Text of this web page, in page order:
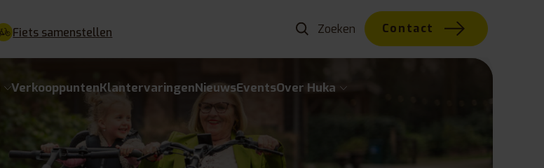
Fiets samenstellen Contact
VerkooppuntenKlantervaringenNieuwsEventsOver Huka